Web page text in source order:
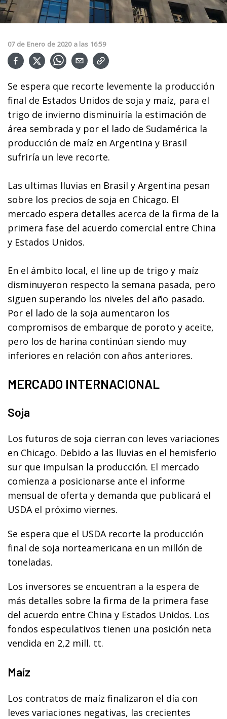
07 de Enero de 2020 a las 16:59
Se espera que recorte levemente la producción
final de Estados Unidos de soja y maíz, para el
trigo de invierno disminuiría la estimación de
área sembrada y por el lado de Sudamérica la
producción de maíz en Argentina y Brasil
sufriría un leve recorte.
Las ultimas lluvias en Brasil y Argentina pesan
sobre los precios de soja en Chicago. El
mercado espera detalles acerca de la firma de la
primera fase del acuerdo comercial entre China
y Estados Unidos.
En el ámbito local, el line up de trigo y maíz
disminuyeron respecto la semana pasada, pero
siguen superando los niveles del año pasado.
Por el lado de la soja aumentaron los
compromisos de embarque de poroto y aceite,
pero los de harina continúan siendo muy
inferiores en relación con años anteriores.
MERCADO INTERNACIONAL
Soja
Los futuros de soja cierran con leves variaciones
en Chicago. Debido a las lluvias en el hemisferio
sur que impulsan la producción. El mercado
comienza a posicionarse ante el informe
mensual de oferta y demanda que publicará el
USDA el próximo viernes.
Se espera que el USDA recorte la producción
final de soja norteamericana en un millón de
toneladas.
Los inversores se encuentran a la espera de
más detalles sobre la firma de la primera fase
del acuerdo entre China y Estados Unidos. Los
fondos especulativos tienen una posición neta
vendida en 2,2 mill. tt.
Maíz
Los contratos de maíz finalizaron el día con
leves variaciones negativas, las crecientes